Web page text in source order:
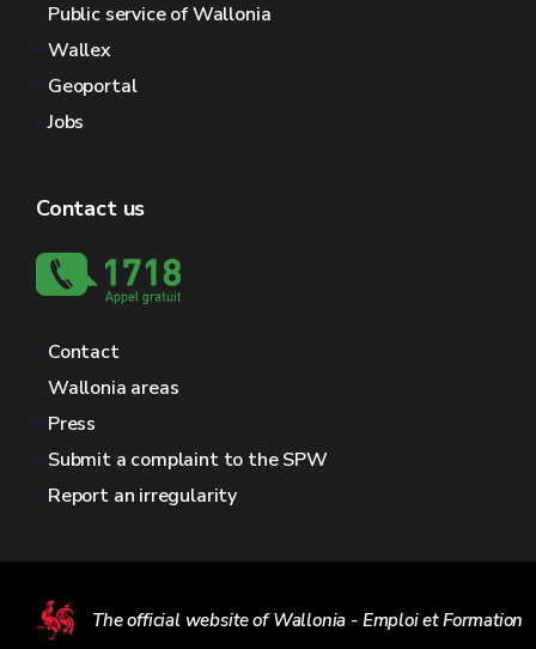
Public service of Wallonia
Wallex
Geoportal
Jobs
Contact us
Contact
Wallonia areas
Press
Submit a complaint to the SPW
Report an irregularity
The official website of Wallonia - Emploi et Formation